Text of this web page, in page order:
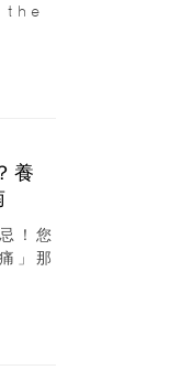
the
養
！您
」那